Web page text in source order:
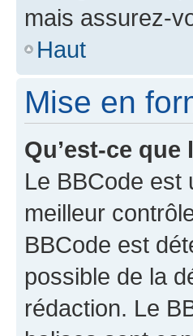
mais assurez-
Haut
Mise en
Qu’est-ce que
Le BBCode est
meilleur
BBCode est
possible de la
rédaction. Le